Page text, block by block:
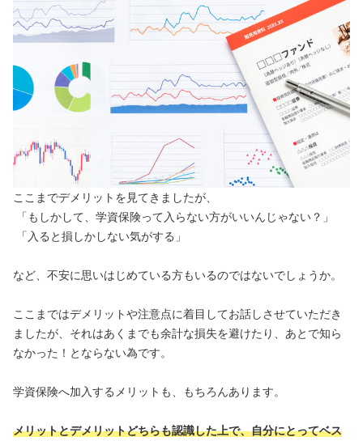
ここまでデメリットを見てきましたが、
「もしかして、学資保険って入らない方がいいんじゃない？」
「入ると損しかしない気がする」
など、不安に思いはじめている方もいるのではないでしょうか。
ここまではデメリットや注意点に着目してお話しさせていただき
ましたが、それはあくまでも余計な損失を避けたり、あとで知ら
なかった！とならない為です。
学資保険へ加入するメリットも、もちろんあります。
メリットとデメリットどちらも認識した上で、自分にとってベス